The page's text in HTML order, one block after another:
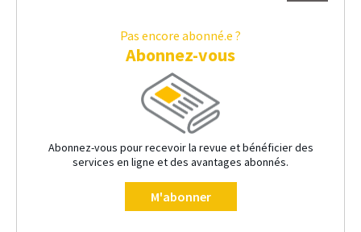
Pas encore abonné.e ?
Abonnez-vous
Abonnez-vous pour recevoir la revue et bénéficier des
services en ligne et des avantages abonnés.
M'abonner